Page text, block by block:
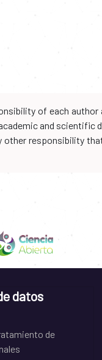
of each
and scientific
responsibility
datos
de